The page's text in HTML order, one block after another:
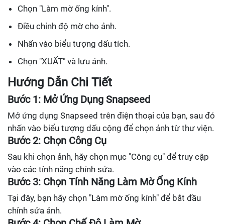
Chọn "Làm mờ ống kính".
Điều chỉnh độ mờ cho ảnh.
Nhấn vào biểu tượng dấu tích.
Chọn "XUẤT" và lưu ảnh.
Hướng Dẫn Chi Tiết
Bước 1: Mở Ứng Dụng Snapseed
Mở ứng dụng Snapseed trên điện thoại của bạn, sau đó
nhấn vào biểu tượng dấu cộng để chọn ảnh từ thư viện.
Bước 2: Chọn Công Cụ
Sau khi chọn ảnh, hãy chọn mục "Công cụ" để truy cập
vào các tính năng chỉnh sửa.
Bước 3: Chọn Tính Năng Làm Mờ Ống Kính
Tại đây, bạn hãy chọn "Làm mờ ống kính" để bắt đầu
chỉnh sửa ảnh.